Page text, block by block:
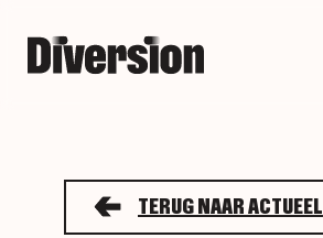
TERUG NAAR ACTUEEL